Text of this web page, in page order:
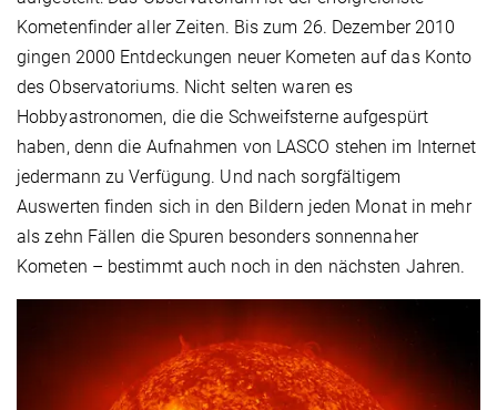
Kometenfinder aller Zeiten. Bis zum 26. Dezember 2010
gingen 2000 Entdeckungen neuer Kometen auf das Konto
des Observatoriums. Nicht selten waren es
Hobbyastronomen, die die Schweifsterne aufgespürt
haben, denn die Aufnahmen von LASCO stehen im Internet
jedermann zu Verfügung. Und nach sorgfältigem
Auswerten finden sich in den Bildern jeden Monat in mehr
als zehn Fällen die Spuren besonders sonnennaher
Kometen – bestimmt auch noch in den nächsten Jahren.